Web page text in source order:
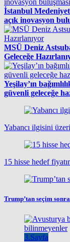
İstanbul
açık inovasyon
MSÜ Deniz
Geleceğe
Yeşilay’ın
güvenli geleceğe
Yabancı ilgisini
15 hisse hedef
Trump’tan seçim
3.Sayfa